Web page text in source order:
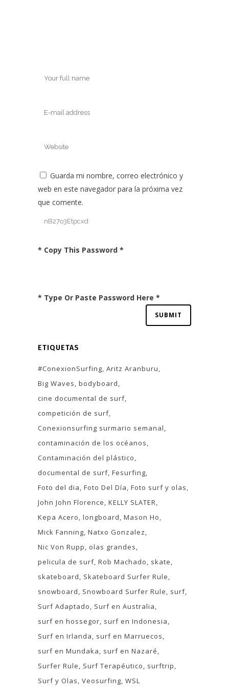
Guarda mi nombre, correo electrónico y
web en este navegador para la próxima vez
que comente.
* Copy This Password *
* Type Or Paste Password Here *
ETIQUETAS
#ConexionSurfing Aritz Aranburu
Big Waves bodyboard
cine documental de surf
competición de surf
Conexionsurfing surmario semanal
contaminación de los océanos
Contaminación del plástico
documental de surf Fesurfing
Foto del dia Foto Del Día Foto surf y olas
John John Florence KELLY SLATER
Kepa Acero longboard Mason Ho
Mick Fanning Natxo Gonzalez
Nic Von Rupp
olas grandes
pelicula de surf Rob Machado
skate
skateboard
Skateboard Surfer Rule
snowboard
Snowboard Surfer Rule
surf
Surf Adaptado
Surf en Australia
surf en hossegor surf en Indonesia
Surf en Irlanda
surf en Marruecos
surf en Mundaka
surf en Nazaré
Surfer Rule
Surf Terapéutico
surftrip
Surf y Olas Veosurfing WSL